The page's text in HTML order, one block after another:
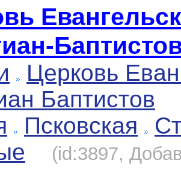
Церковь
Баптистов
Псковская
(id:3897,